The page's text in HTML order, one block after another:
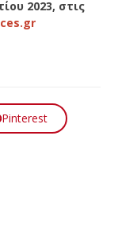
2023, στις
Pinterest